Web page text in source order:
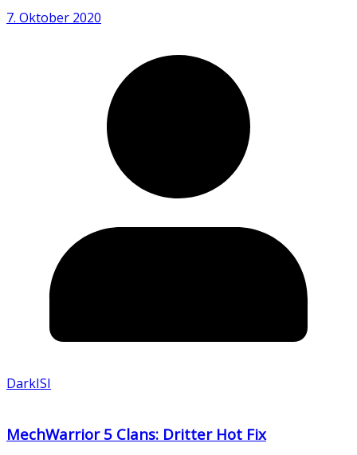
7. Oktober 2020
DarkISI
MechWarrior 5 Clans: Dritter Hot Fix